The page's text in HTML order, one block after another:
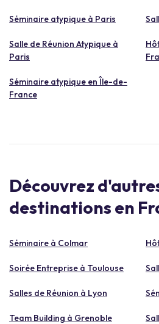
Séminaire atypique à Paris
Salle de Réunion Atypique à
Paris
Séminaire atypique en Île-de-
France
Découvrez
destinations en
Séminaire à Colmar
Soirée Entreprise à Toulouse
Salles de Réunion à Lyon
Team Building à Grenoble